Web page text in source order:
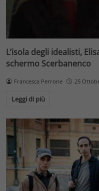
L’isola degli idealisti,
schermo Scerbanenco
Francesca Perrone 25
Leggi di più